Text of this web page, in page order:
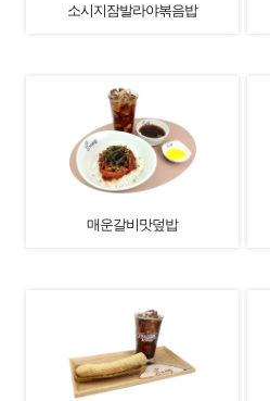
소시지잠발라야볶음밥
매운갈비맛덮밥